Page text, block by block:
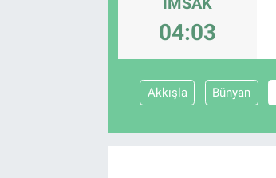
04:03
Akkışla Bünyan